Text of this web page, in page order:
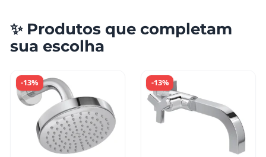
✨ Produtos que completam
sua escolha
-13% -13%